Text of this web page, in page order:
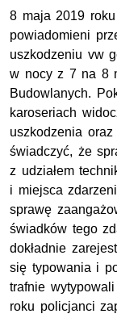
8 maja 2019 roku
powiadomieni
uszkodzeniu vw
w nocy z 7 na 8
Budowlanych.
karoseriach
uszkodzenia
świadczyć, że
z udziałem
i miejsca
sprawę
świadków tego
dokładnie
się typowania i
trafnie
roku policjanci